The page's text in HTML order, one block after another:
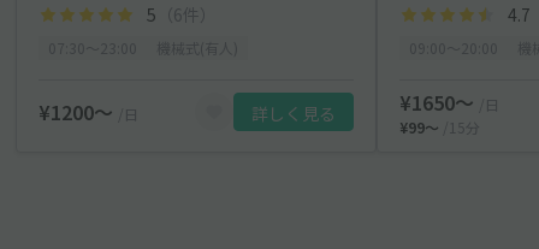
5 （6件）
¥1200〜 /日 詳しく見る
4.7
¥1650〜
/日
¥99〜
/15分